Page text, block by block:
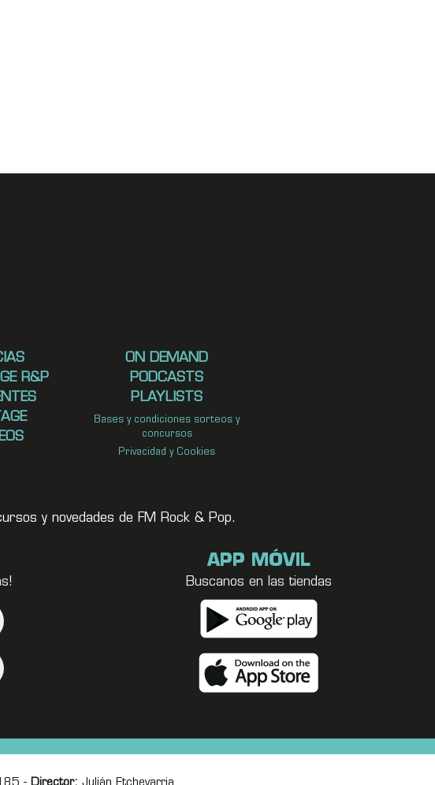
R&P
ON DEMAND
PODCASTS
PLAYLISTS
Bases y condiciones sorteos y
concursos
Privacidad y Cookies
y novedades de FM Rock & Pop.
APP MÓVIL
Buscanos en las tiendas